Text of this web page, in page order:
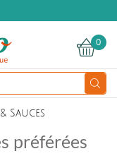
0
Sauces
préférées